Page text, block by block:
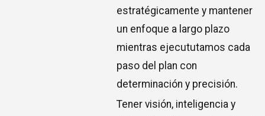
estratégicamente y mantener
un enfoque a largo plazo
mientras ejecututamos cada
paso del plan con
determinación y precisión.
Tener visión, inteligencia y